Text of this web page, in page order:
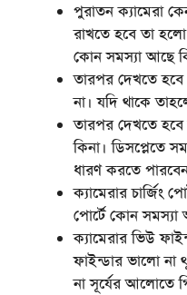
পুরাতন ক্যামেরা
রাখতে হবে তা
কোন সমস্যা আছে
তারপর দেখতে
না। যদি থাকে
তারপর দেখতে
কিনা। ডিসপ্লেতে
ধারণ করতে
ক্যামেরার চার্জিং
পোর্টে কোন সমস্যা
ক্যামেরার ভিউ
ফাইন্ডার ভালো না
না সূর্যের আলোতে